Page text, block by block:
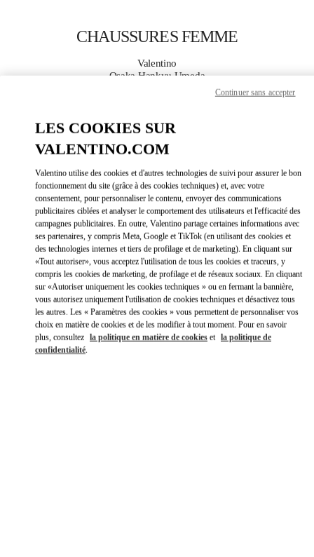
CHAUSSURES FEMME
Valentino
Osaka Hankyu Umeda
PLUS DE DÉTAILS
OBTENIR DES DIRECTIONSLINK
Link Opens in New Tab
LES COOKIES SUR
VALENTINO.COM
Valentino utilise des cookies et d'autres technologies de suivi pour assurer le bon
fonctionnement du site (grâce à des cookies techniques) et, avec votre
consentement, pour personnaliser le contenu, envoyer des communications
publicitaires ciblées et analyser le comportement des utilisateurs et l'efficacité des
campagnes publicitaires. En outre, Valentino partage certaines informations avec
ses partenaires, y compris Meta, Google et TikTok (en utilisant des cookies et
des technologies internes et tiers de profilage et de marketing). En cliquant sur
«Tout autoriser», vous acceptez l'utilisation de tous les cookies et traceurs, y
compris les cookies de marketing, de profilage et de réseaux sociaux. En cliquant
sur «Autoriser uniquement les cookies techniques » ou en fermant la bannière,
vous autorisez uniquement l'utilisation de cookies techniques et désactivez tous
les autres. Les « Paramètres des cookies » vous permettent de personnaliser vos
choix en matière de cookies et de les modifier à tout moment. Pour en savoir
plus, consultez la politique en matière de cookies et la politique de
confidentialité.
Continuer sans accepter